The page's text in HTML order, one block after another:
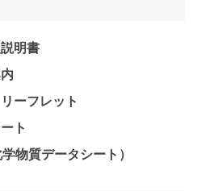
明書
ーフレット
ト
物質データシート）